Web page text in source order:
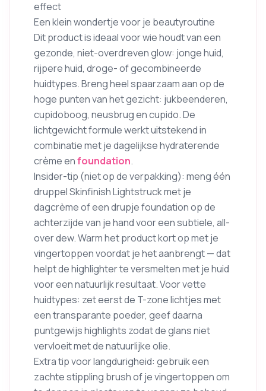
effect
Een klein wondertje voor je beautyroutine
Dit product is ideaal voor wie houdt van een
gezonde, niet-overdreven glow: jonge huid,
rijpere huid, droge- of gecombineerde
huidtypes. Breng heel spaarzaam aan op de
hoge punten van het gezicht: jukbeenderen,
cupidoboog, neusbrug en cupido. De
lichtgewicht formule werkt uitstekend in
combinatie met je dagelijkse hydraterende
crème enfoundation.
Insider-tip (niet op de verpakking): meng één
druppel Skinfinish Lightstruck met je
dagcrème of een drupje foundation op de
achterzijde van je hand voor een subtiele, all-
over dew. Warm het product kort op met je
vingertoppen voordat je het aanbrengt — dat
helpt de highlighter te versmelten met je huid
voor een natuurlijk resultaat. Voor vette
huidtypes: zet eerst de T-zone lichtjes met
een transparante poeder, geef daarna
puntgewijs highlights zodat de glans niet
vervloeit met de natuurlijke olie.
Extra tip voor langdurigheid: gebruik een
zachte stippling brush of je vingertoppen om